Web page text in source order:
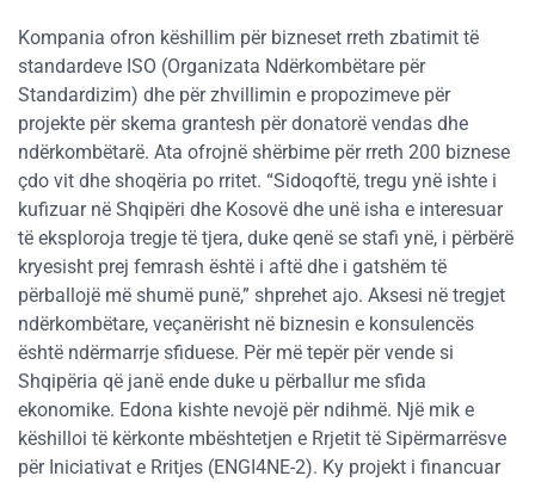
Kompania ofron këshillim për bizneset rreth zbatimit të
standardeve ISO (Organizata Ndërkombëtare për
Standardizim) dhe për zhvillimin e propozimeve për
projekte për skema grantesh për donatorë vendas dhe
ndërkombëtarë. Ata ofrojnë shërbime për rreth 200 biznese
çdo vit dhe shoqëria po rritet. “Sidoqoftë, tregu ynë ishte i
kufizuar në Shqipëri dhe Kosovë dhe unë isha e interesuar
të eksploroja tregje të tjera, duke qenë se stafi ynë, i përbërë
kryesisht prej femrash është i aftë dhe i gatshëm të
përballojë më shumë punë,” shprehet ajo. Aksesi në tregjet
ndërkombëtare, veçanërisht në biznesin e konsulencës
është ndërmarrje sfiduese. Për më tepër për vende si
Shqipëria që janë ende duke u përballur me sfida
ekonomike. Edona kishte nevojë për ndihmë. Një mik e
këshilloi të kërkonte mbështetjen e Rrjetit të Sipërmarrësve
për Iniciativat e Rritjes (ENGI4NE-2). Ky projekt i financuar